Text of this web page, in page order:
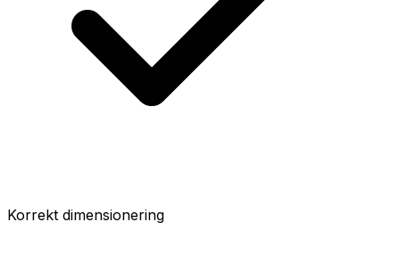
Korrekt dimensionering